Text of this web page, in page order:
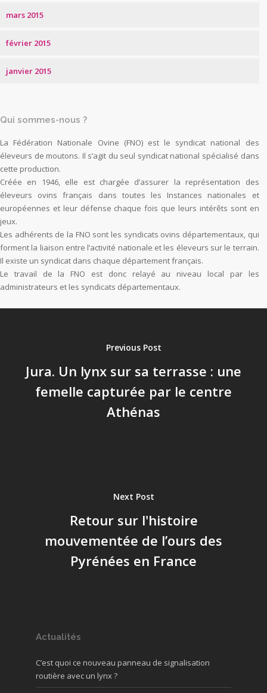
mars 2015
février 2015
janvier 2015
Qui sommes-nous ?
La Fédération Nationale Ovine (FNO) est le syndicat national des
éleveurs de moutons. Il s’agit du seul syndicat national spécialisé dans
cette production.
Créée en 1946, elle est chargée d’assurer la représentation des
éleveurs ovins français dans toutes les Instances nationales et
européennes et leur défense chaque fois que leurs intérêts sont en
jeux.
Les adhérents de la FNO sont les syndicats ovins départementaux, qui
forment la liaison entre l’activité nationale et les éleveurs sur le terrain.
Il existe un syndicat dans chaque département français.
Le travail de la FNO est donc relayé au niveau local par les
administrateurs et les syndicats départementaux.
Previous Post
Jura. Un lynx sur sa terrasse : une
femelle capturée par le centre
Athénas
Next Post
Retour sur l'histoire
mouvementée de l’ours des
Pyrénées en France
Actualités
C’est quoi ce nouveau panneau de signalisation
routière avec un lynx ?